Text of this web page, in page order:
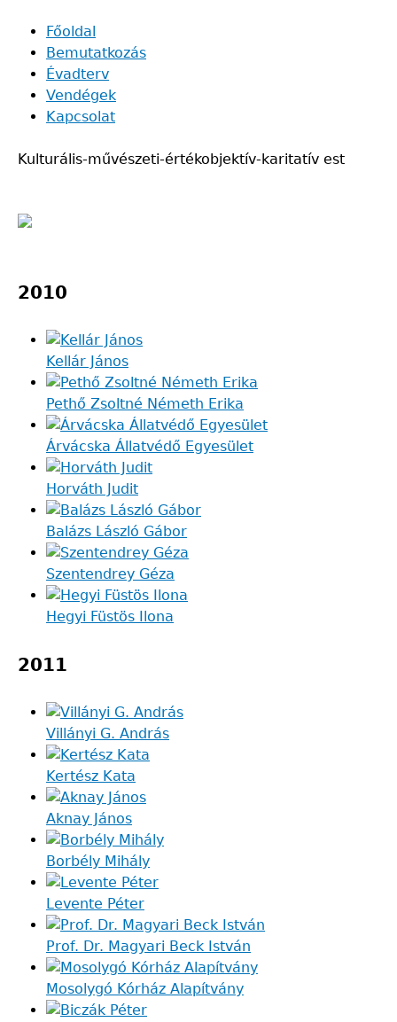
main
content
Main
navigation
Főoldal
Bemutatkozás
Évadterv
Vendégek
Kapcsolat
Kulturális-művészeti-értékobjektív-karitatív est
to
2010
Kellár János
Pethő Zsoltné Németh Erika
Árvácska Állatvédő Egyesület
Horváth Judit
Balázs László Gábor
Szentendrey Géza
Hegyi Füstös Ilona
2011
Villányi G. András
Kertész Kata
Aknay János
Borbély Mihály
Levente Péter
Prof. Dr. Magyari Beck István
Mosolygó Kórház Alapítvány